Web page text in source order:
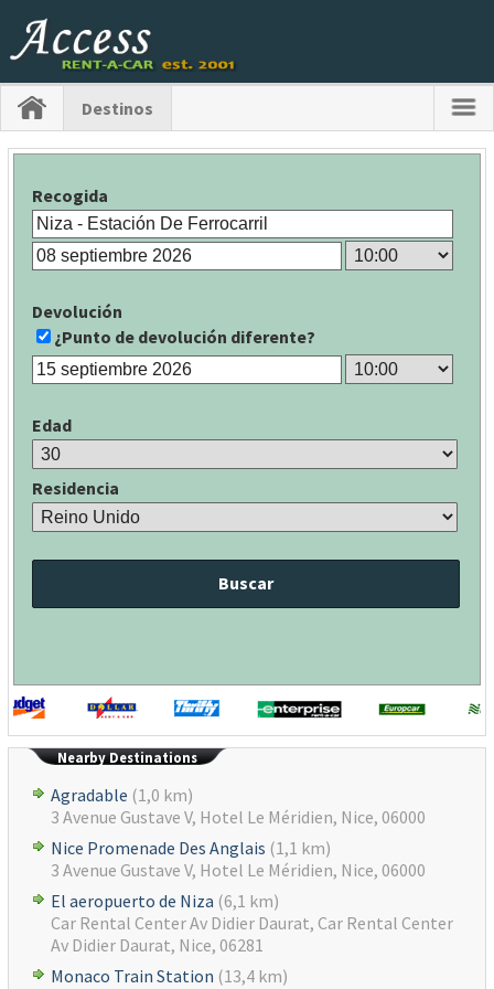
Destinos
Recogida
Devolución
¿Punto de devolución diferente?
Edad
Residencia
Buscar
Nearby Destinations
Agradable (1,0 km)
3 Avenue Gustave V, Hotel Le Méridien, Nice, 06000
Nice Promenade Des Anglais (1,1 km)
3 Avenue Gustave V, Hotel Le Méridien, Nice, 06000
El aeropuerto de Niza (6,1 km)
Car Rental Center Av Didier Daurat, Car Rental Center
Av Didier Daurat, Nice, 06281
Monaco Train Station (13,4 km)